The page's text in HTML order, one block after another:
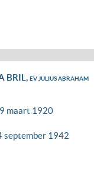
BRIL, EV JULIUS ABRAHAM
9 maart 1920
september 1942